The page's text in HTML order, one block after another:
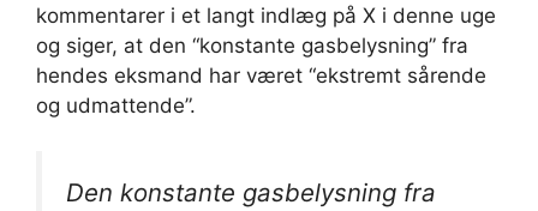
kommentarer i et langt indlæg på X i denne uge
og siger, at den “konstante gasbelysning” fra
hendes eksmand har været “ekstremt sårende
og udmattende”.
Den konstante gasbelysning fra